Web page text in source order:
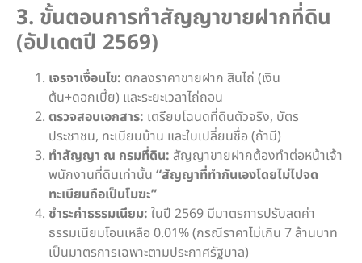
3. ขั้นตอนการทำสัญญาขายฝากที่ดิน
(อัปเดตปี 2569)
เจรจาเงื่อนไข: ตกลงราคาขายฝาก สินไถ่ (เงิน
ต้น+ดอกเบี้ย) และระยะเวลาไถ่ถอน
ตรวจสอบเอกสาร: เตรียมโฉนดที่ดินตัวจริง, บัตร
ประชาชน, ทะเบียนบ้าน และใบเปลี่ยนชื่อ (ถ้ามี)
ทำสัญญา ณ กรมที่ดิน: สัญญาขายฝากต้องทำต่อหน้าเจ้า
พนักงานที่ดินเท่านั้น “สัญญาที่ทำกันเองโดยไม่ไปจด
ทะเบียนถือเป็นโมฆะ”
ชำระค่าธรรมเนียม: ในปี 2569 มีมาตรการปรับลดค่า
ธรรมเนียมโอนเหลือ 0.01% (กรณีราคาไม่เกิน 7 ล้านบาท
เป็นมาตรการเฉพาะตามประกาศรัฐบาล)